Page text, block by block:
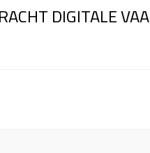
DIGITALE